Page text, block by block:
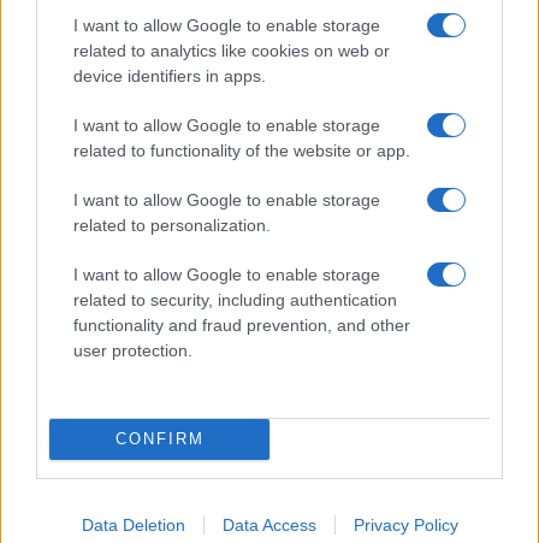
I want to allow Google to enable storage
related to analytics like cookies on web or
device identifiers in apps.
I want to allow Google to enable storage
related to functionality of the website or app.
I want to allow Google to enable storage
related to personalization.
I want to allow Google to enable storage
related to security, including authentication
functionality and fraud prevention, and other
user protection.
CONFIRM
Data Deletion Data Access Privacy Policy
Ενισχυτική διδασκαλία 2023-24:
Αναλυτικός οδηγός
10/11/2023 - 16:46
τις Πανελλήνιες
30/10/2023 - 06:05
Σχολεία – Ψηφιακό φροντιστήριο:
Σχολεία: Ξεκίνησαν οι αιτήσεις
ενισχυτική διδασκαλία